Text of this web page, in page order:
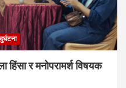
हिंसा र मनोपरामर्श विषयक